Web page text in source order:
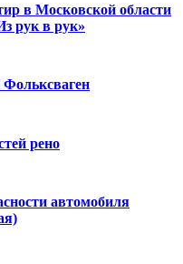
в Московской области
рук в рук»
рено
автомобиля